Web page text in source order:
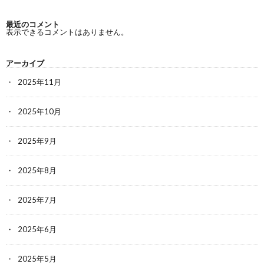
最近のコメント
表示できるコメントはありません。
アーカイブ
2025年11月
2025年10月
2025年9月
2025年8月
2025年7月
2025年6月
2025年5月